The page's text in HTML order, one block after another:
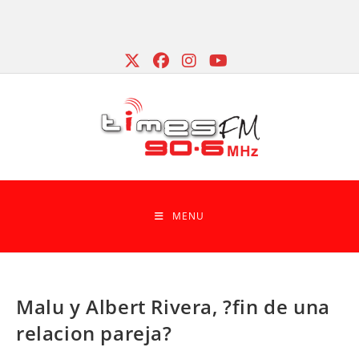
MENU
Malu y Albert Rivera, ?fin de una
relacion pareja?